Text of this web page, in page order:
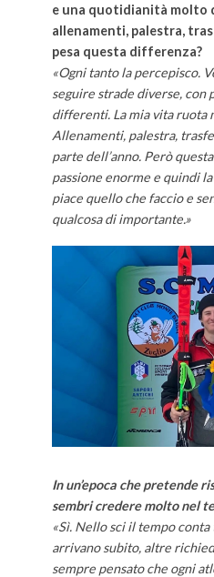
e una quotidianità molto
allenamenti, palestra,
pesa questa differenza?
«Ogni tanto la percepisco.
seguire strade diverse,
differenti. La mia vita ruota
Allenamenti, palestra,
parte dell’anno. Però
passione enorme e quindi
piace quello che faccio e
qualcosa di importante.»
In un’epoca che pretende
sembri credere molto nel
«Sì. Nello sci il tempo
arrivano subito, altre
sempre pensato che ogni